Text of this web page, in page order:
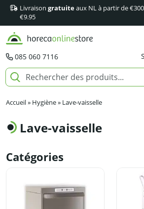
Livraison gratuiteaux NL à partir de
€9.95
085 060 7116
Accueil» Hygiène» Lave-vaisselle
Lave-vaisselle
Catégories